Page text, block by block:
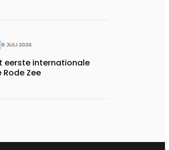
8 JULI 2026
eerste internationale
Zee